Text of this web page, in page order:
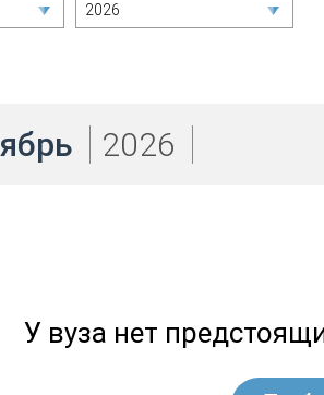
2026
2026
У вуза нет